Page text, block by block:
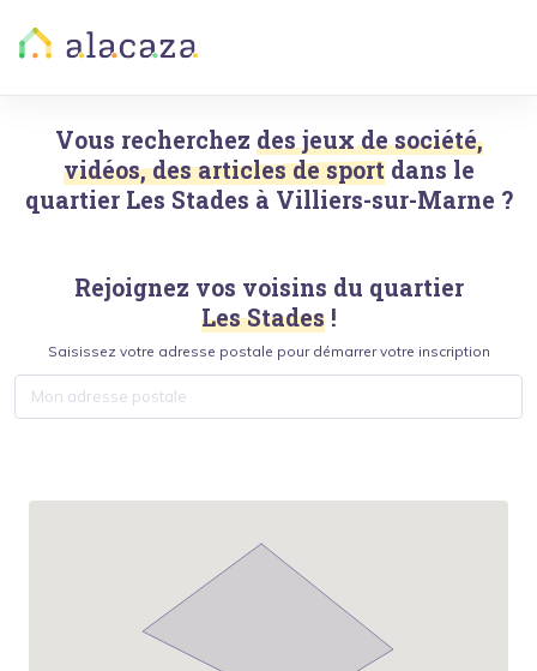
Vous recherchez des jeux de société,
vidéos, des articles de sport dans le
quartier Les Stades à Villiers-sur-Marne ?
Rejoignez vos voisins du quartier
Les Stades !
Saisissez votre adresse postale pour démarrer votre inscription